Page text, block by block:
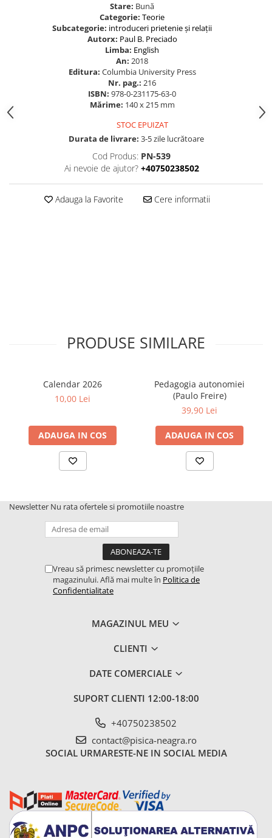
Stare: Bună
Categorie: Teorie
Subcategorie: introduceri prietenie și relații
Autorx: Paul B. Preciado
Limba: English
An: 2018
Editura: Columbia University Press
Nr. pag.: 216
ISBN: 978-0-231175-63-0
Mărime: 140 x 215 mm
STOC EPUIZAT
Durata de livrare: 3-5 zile lucrătoare
Cod Produs: PN-539
Ai nevoie de ajutor? +40750238502
Adauga la Favorite Cere informatii
PRODUSE SIMILARE
Calendar 2026
10,00 Lei
ADAUGA IN COS
Pedagogia autonomiei
(Paulo Freire)
39,90 Lei
ADAUGA IN COS
Newsletter Nu rata ofertele si promotiile noastre
Vreau să primesc newsletter cu promoțiile
magazinului. Află mai multe în Politica de
Confidentialitate
MAGAZINUL MEU
CLIENTI
DATE COMERCIALE
SUPORT CLIENTI 12:00-18:00
+40750238502
contact@pisica-neagra.ro
SOCIAL URMARESTE-NE IN SOCIAL MEDIA